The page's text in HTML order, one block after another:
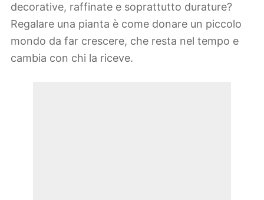
decorative, raffinate e soprattutto durature?
Regalare una pianta è come donare un piccolo
mondo da far crescere, che resta nel tempo e
cambia con chi la riceve.